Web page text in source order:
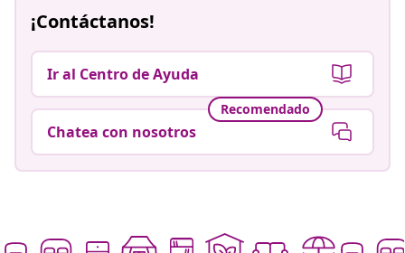
¡Contáctanos!
Ir al Centro de Ayuda
Recomendado
Chatea con nosotros